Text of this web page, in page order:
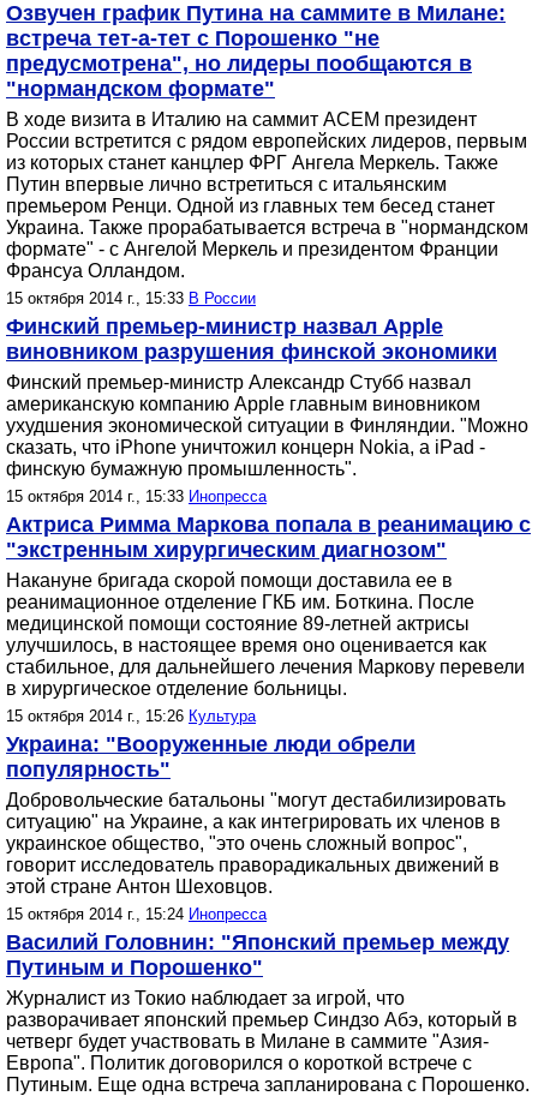
Озвучен график Путина на саммите в Милане:
встреча тет-а-тет с Порошенко "не
предусмотрена", но лидеры пообщаются в
"нормандском формате"
В ходе визита в Италию на саммит АСЕМ президент
России встретится с рядом европейских лидеров, первым
из которых станет канцлер ФРГ Ангела Меркель. Также
Путин впервые лично встретиться с итальянским
премьером Ренци. Одной из главных тем бесед станет
Украина. Также прорабатывается встреча в "нормандском
формате" - с Ангелой Меркель и президентом Франции
Франсуа Олландом.
15 октября 2014 г., 15:33 В России
Финский премьер-министр назвал Apple
виновником разрушения финской экономики
Финский премьер-министр Александр Стубб назвал
американскую компанию Apple главным виновником
ухудшения экономической ситуации в Финляндии. "Можно
сказать, что iPhone уничтожил концерн Nokia, а iPad -
финскую бумажную промышленность".
15 октября 2014 г., 15:33 Инопресса
Актриса Римма Маркова попала в реанимацию с
"экстренным хирургическим диагнозом"
Накануне бригада скорой помощи доставила ее в
реанимационное отделение ГКБ им. Боткина. После
медицинской помощи состояние 89-летней актрисы
улучшилось, в настоящее время оно оценивается как
стабильное, для дальнейшего лечения Маркову перевели
в хирургическое отделение больницы.
15 октября 2014 г., 15:26 Культура
Украина: "Вооруженные люди обрели
популярность"
Добровольческие батальоны "могут дестабилизировать
ситуацию" на Украине, а как интегрировать их членов в
украинское общество, "это очень сложный вопрос",
говорит исследователь праворадикальных движений в
этой стране Антон Шеховцов.
15 октября 2014 г., 15:24 Инопресса
Василий Головнин: "Японский премьер между
Путиным и Порошенко"
Журналист из Токио наблюдает за игрой, что
разворачивает японский премьер Синдзо Абэ, который в
четверг будет участвовать в Милане в саммите "Азия-
Европа". Политик договорился о короткой встрече с
Путиным. Еще одна встреча запланирована с Порошенко.